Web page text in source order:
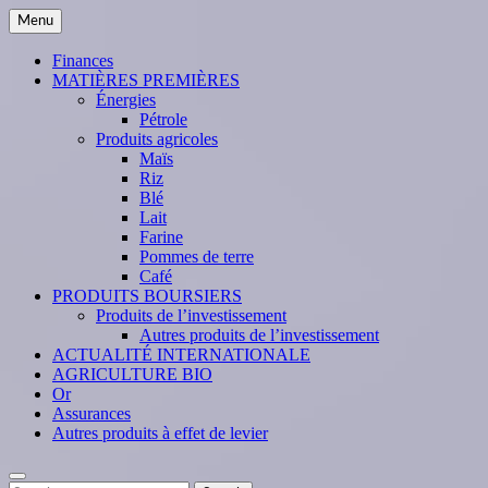
Skip
to
content
Menu
Finances
MATIÈRES PREMIÈRES
Énergies
Pétrole
Produits agricoles
Maïs
Riz
Blé
Lait
Farine
Pommes de terre
Café
PRODUITS BOURSIERS
Produits de l’investissement
Autres produits de l’investissement
ACTUALITÉ INTERNATIONALE
AGRICULTURE BIO
Or
Assurances
Autres produits à effet de levier
Search